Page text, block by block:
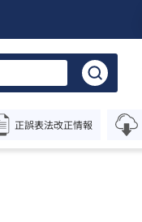
正誤表法改正情報